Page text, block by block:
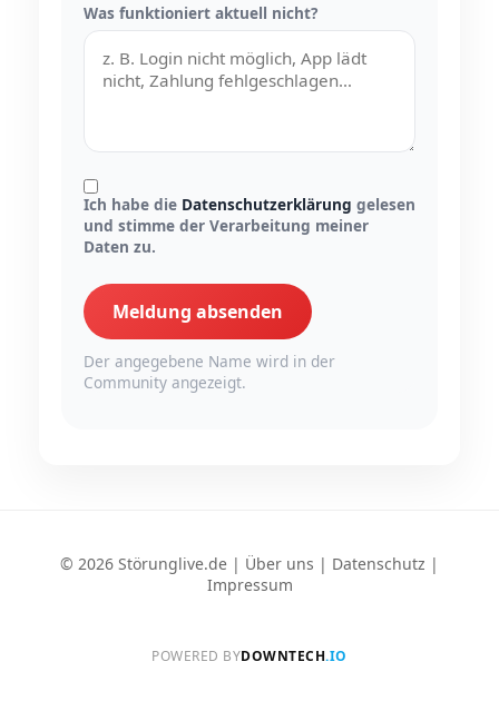
Was funktioniert aktuell nicht?
Ich habe die Datenschutzerklärung gelesen
und stimme der Verarbeitung meiner
Daten zu.
Meldung absenden
Der angegebene Name wird in der
Community angezeigt.
© 2026 Störunglive.de | Über uns | Datenschutz |
Impressum
POWERED BYDOWNTECH.IO